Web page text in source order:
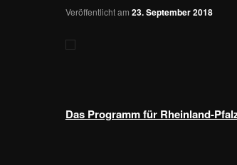
Veröffentlicht am 23. September 2018
Das Programm für Rheinland-